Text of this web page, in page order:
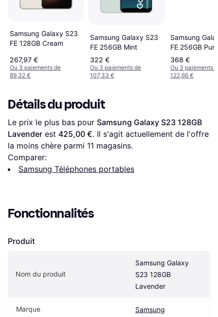
Samsung Galaxy S23
FE 128GB Cream
267,97 €
Ou 3 paiements de
89,32 €
Samsung Galaxy S23
FE 256GB Mint
322 €
Ou 3 paiements de
107,33 €
Samsung
FE 256GB
368 €
Ou 3 paiements
122,66 €
Détails du produit
Le prix le plus bas pour Samsung Galaxy S23 128GB
Lavender est 425,00 €. Il s'agit actuellement de l'offre
la moins chère parmi 11 magasins.
Comparer:
Samsung Téléphones portables
Fonctionnalités
Produit
Nom du produit
Samsung Galaxy
S23 128GB
Lavender
Marque Samsung